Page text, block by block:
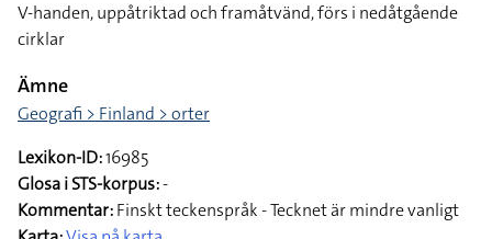
V-handen, uppåtriktad och framåtvänd, förs i nedåtgående
cirklar
Ämne
Geografi > Finland > orter
Lexikon-ID:16985
Glosa i STS-korpus:-
Kommentar:Finskt teckenspråk - Tecknet är mindre vanligt